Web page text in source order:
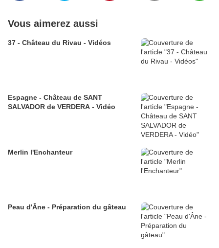
Vous aimerez aussi
37 - Château du Rivau - Vidéos
Espagne - Château de SANT
SALVADOR de VERDERA - Vidéo
Merlin l'Enchanteur
Peau d'Âne - Préparation du gâteau